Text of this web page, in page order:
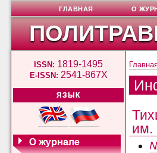
ISSN: 1819-1495
E-ISSN: 2541-867X
ЯЗЫК
ГЛАВНАЯ О
им.